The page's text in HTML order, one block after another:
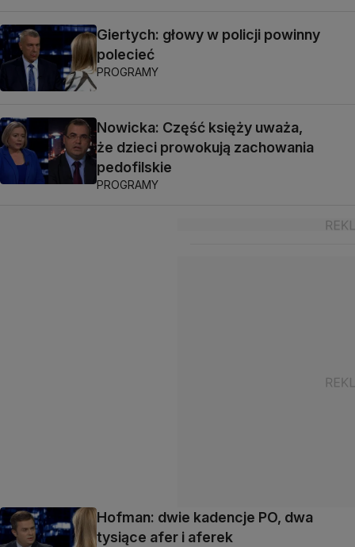
Giertych: głowy w policji powinny
polecieć
PROGRAMY
Nowicka: Część księży uważa,
że dzieci prowokują zachowania
pedofilskie
PROGRAMY
Hofman: dwie kadencje PO, dwa
tysiące afer i aferek